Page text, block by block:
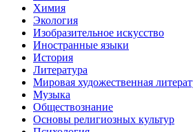
Химия
Экология
Изобразительное искусство
Иностранные языки
История
Литература
Мировая художественная
Музыка
Обществознание
Основы религиозных культур